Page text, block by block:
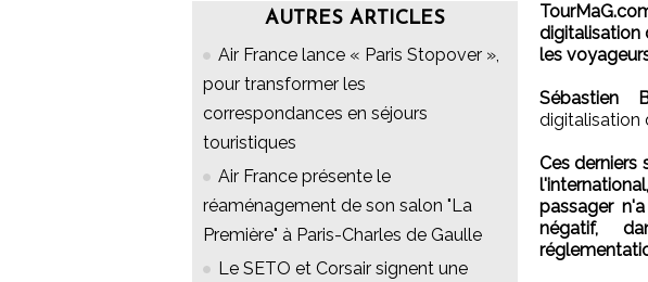
AUTRES ARTICLES
Air France lance « Paris Stopover »,
pour transformer les
correspondances en séjours
touristiques
Air France présente le
réaménagement de son salon "La
Première" à Paris-Charles de Gaulle
Le SETO et Corsair signent une
digitalisation
les
Sébastien
digitalisation
Ces derniers
passager
négatif,